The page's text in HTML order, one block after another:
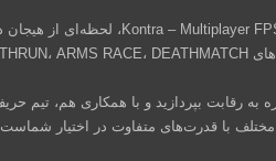
با قدرت‌های متفاوت در اختیار شماست